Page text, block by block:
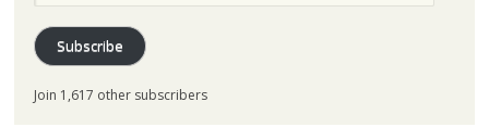
Subscribe
Join 1,617 other subscribers